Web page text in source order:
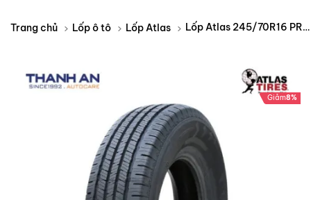
Trang chủ Lốp ô tô Lốp Atlas Lốp Atlas 245/70R16 PRIVA H/T II Thái Lan
Giảm8%